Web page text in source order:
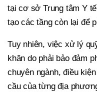
tại cơ sở Trung tâm Y
tạo các tầng còn lại để
Tuy nhiên, việc xử lý
khăn do phải bảo đảm
chuyên ngành, điều
cầu của từng địa